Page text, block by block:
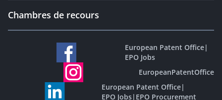
Chambres de recours
European Patent Office|
EPO Jobs
EuropeanPatentOffice
European Patent Office|
EPO Jobs| EPO Procurement